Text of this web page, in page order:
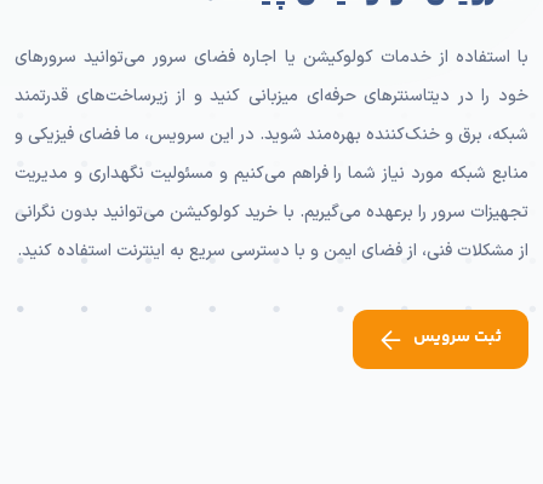
با استفاده از خدمات کولوکیشن یا اجاره فضای سرور می‌توانید سرورهای
خود را در دیتاسنترهای حرفه‌ای میزبانی کنید و از زیرساخت‌های قدرتمند
شبکه، برق و خنک‌کننده بهره‌مند شوید. در این سرویس، ما فضای فیزیکی و
منابع شبکه مورد نیاز شما را فراهم می‌کنیم و مسئولیت نگهداری و مدیریت
تجهیزات سرور را برعهده می‌گیریم. با خرید کولوکیشن می‌توانید بدون نگرانی
از مشکلات فنی، از فضای ایمن و با دسترسی سریع به اینترنت استفاده کنید.
ثبت سرویس